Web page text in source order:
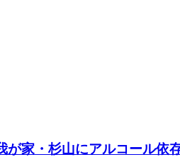
が家・杉山にアルコール